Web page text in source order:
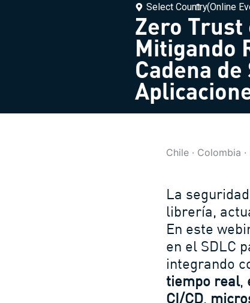
Select Country(Online
Zero Trust
Mitigando
Cadena
Chile · Colombia
La
librería,
En este
en el SDLC
integrando
tiempo real,
CI/CD,